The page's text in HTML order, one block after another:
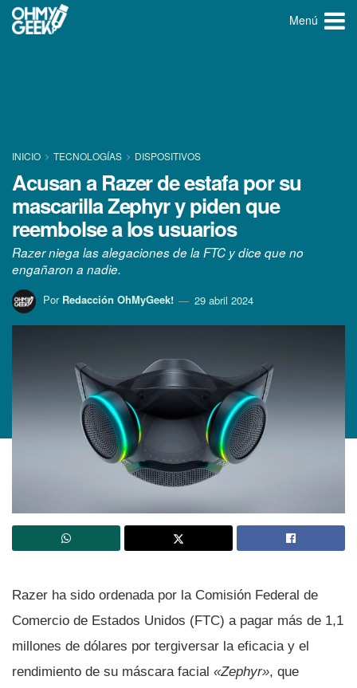
Menú
INICIO TECNOLOGÍ­AS DISPOSITIVOS
Acusan a Razer de estafa por su
mascarilla Zephyr y piden que
reembolse a los usuarios
Razer niega las alegaciones de la FTC y dice que no
engañaron a nadie.
Por Redacción OhMyGeek! 29 abril 2024
Razer ha sido ordenada por la Comisión Federal de
Comercio de Estados Unidos (FTC) a pagar más de 1,1
millones de dólares por tergiversar la eficacia y el
rendimiento de su máscara facial «Zephyr», que